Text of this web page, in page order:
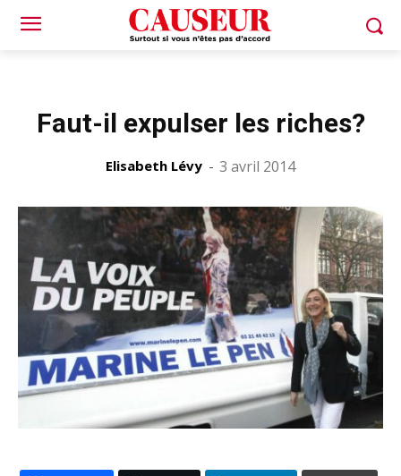
Faut-il expulser les riches?
Elisabeth Lévy - 3 avril 2014